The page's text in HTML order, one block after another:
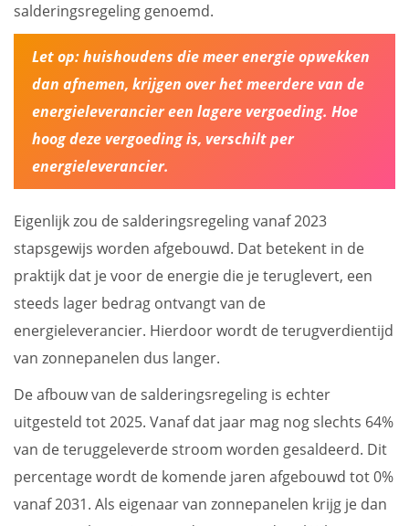
salderingsregeling genoemd.
Let op:huishoudens die meer energie opwekken
dan afnemen, krijgen over het meerdere van de
energieleverancier een lagere vergoeding. Hoe
hoog deze vergoeding is, verschilt per
energieleverancier.
Eigenlijk zou de salderingsregeling vanaf 2023
stapsgewijs worden afgebouwd. Dat betekent in de
praktijk dat je voor de energie die je teruglevert, een
steeds lager bedrag ontvangt van de
energieleverancier. Hierdoor wordt de terugverdientijd
van zonnepanelen dus langer.
De afbouw van de salderingsregeling is echter
uitgesteld tot 2025. Vanaf dat jaar mag nog slechts 64%
van de teruggeleverde stroom worden gesaldeerd. Dit
percentage wordt de komende jaren afgebouwd tot 0%
vanaf 2031. Als eigenaar van zonnepanelen krijg je dan